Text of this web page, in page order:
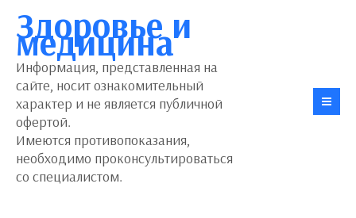
Здоровье и
медицина
Информация, представленная на
сайте, носит ознакомительный
характер и не является публичной
офертой.
Имеются противопоказания,
необходимо проконсультироваться
со специалистом.